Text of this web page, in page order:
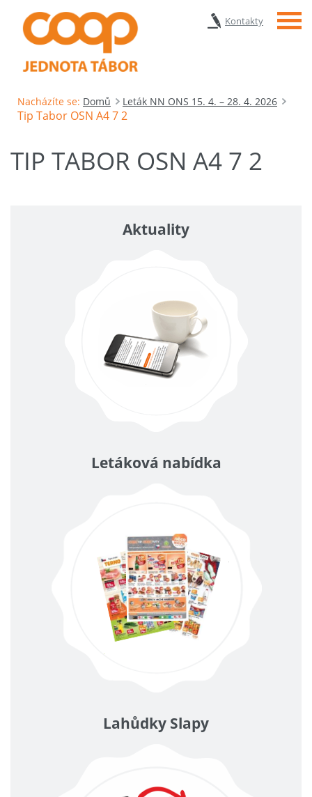
Kontakty Menu
Nacházíte se: Domů Leták NN ONS 15. 4. – 28. 4. 2026
Tip Tabor OSN A4 7 2
TIP TABOR OSN A4 7 2
Aktuality
Letáková nabídka
Lahůdky Slapy